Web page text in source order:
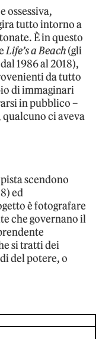
ossessiva,
tutto intorno a
È in questo
Life’s a Beach(gli
1986 al 2018),
datutto
di immaginari
in pubblico –
qualcuno ci aveva
scendono
ed
èfotografare
chegovernano il
si tratti dei
del potere, o